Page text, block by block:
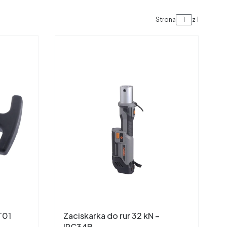
Strona z 1
Zaciskarka do rur 32 kN –